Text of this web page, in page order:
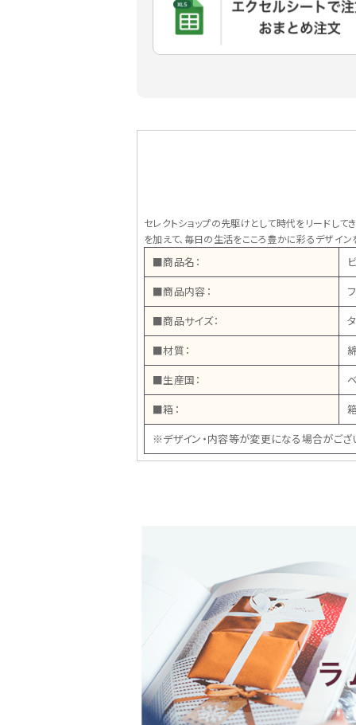
セレクトショップの先駆けとして時代をリードして
を加えて、毎日の生活をこころ豊かに彩るデザイン
■商品名：
■商品内容：
■商品サイズ：
■材質：
■生産国：
■箱：
※デザイン・内容等が変更になる場合がござ